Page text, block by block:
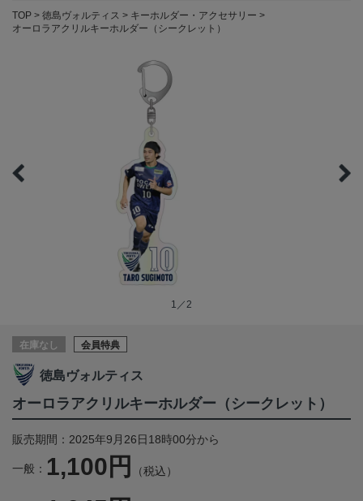
TOP 徳島ヴォルティス
キーホルダー・アクセサリー
オーロラアクリルキーホルダー（シークレット）
1／2
在庫なし 会員特典
徳島ヴォルティス
オーロラアクリルキーホルダー（シークレット）
販売期間：2025年9月26日18時00分から
一般： 1,100円 （税込）